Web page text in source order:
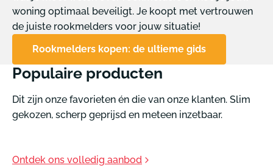
woning optimaal beveiligt. Je koopt met vertrouwen
de juiste rookmelders voor jouw situatie!
Rookmelders kopen: de ultieme gids
Populaire producten
Dit zijn onze favorieten én die van onze klanten. Slim
gekozen, scherp geprijsd en meteen inzetbaar.
Ontdek ons volledig aanbod